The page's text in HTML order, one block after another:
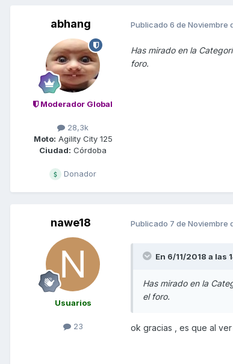
abhang
Moderador Global
28,3k
Moto: Agility City 125
Ciudad: Córdoba
Donador
Publicado 6 de Noviembre
Has mirado en la
foro.
nawe18
Usuarios
23
Publicado 7 de Noviembre
En 6/11/2018 a las
Has mirado en la
el foro.
ok gracias , es que al